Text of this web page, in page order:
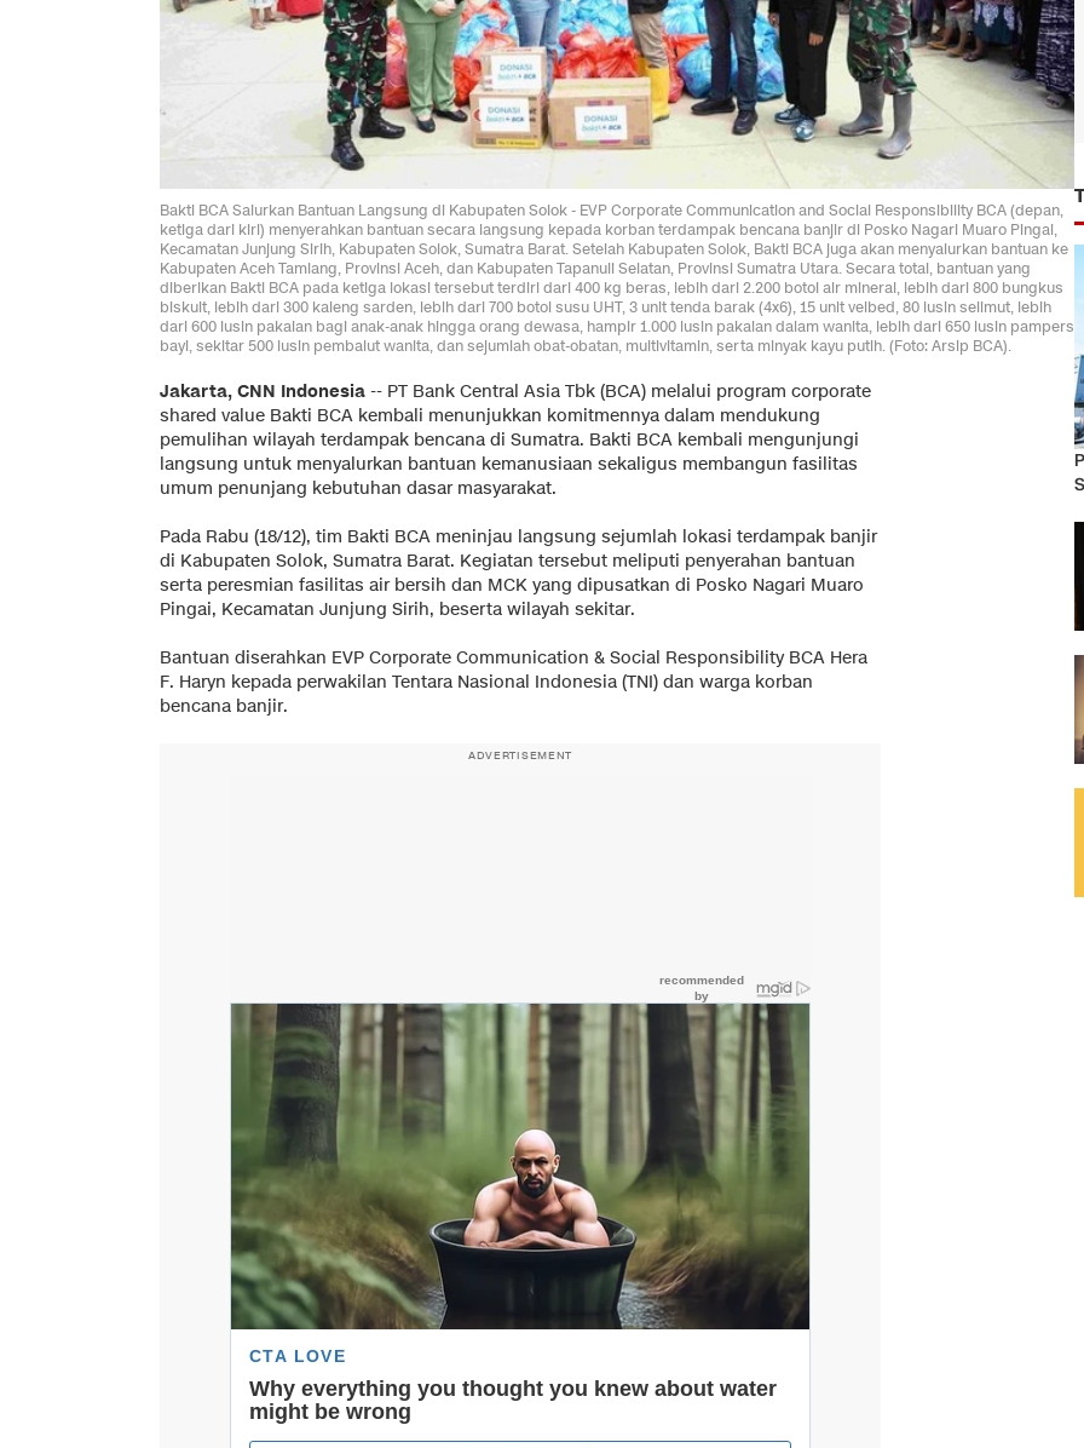
Bakti BCA Salurkan Bantuan Langsung di Kabupaten Solok - EVP Corporate Communication and Social Responsibility BCA (depan,
ketiga dari kiri) menyerahkan bantuan secara langsung kepada korban terdampak bencana banjir di Posko Nagari Muaro Pingai,
Kecamatan Junjung Sirih, Kabupaten Solok, Sumatra Barat. Setelah Kabupaten Solok, Bakti BCA juga akan menyalurkan bantuan ke
Kabupaten Aceh Tamiang, Provinsi Aceh, dan Kabupaten Tapanuli Selatan, Provinsi Sumatra Utara. Secara total, bantuan yang
diberikan Bakti BCA pada ketiga lokasi tersebut terdiri dari 400 kg beras, lebih dari 2.200 botol air mineral, lebih dari 800 bungkus
biskuit, lebih dari 300 kaleng sarden, lebih dari 700 botol susu UHT, 3 unit tenda barak (4x6), 15 unit velbed, 80 lusin selimut, lebih
dari 600 lusin pakaian bagi anak-anak hingga orang dewasa, hampir 1.000 lusin pakaian dalam wanita, lebih dari 650 lusin pampers
bayi, sekitar 500 lusin pembalut wanita, dan sejumlah obat-obatan, multivitamin, serta minyak kayu putih. (Foto: Arsip BCA).
Jakarta, CNN Indonesia -- PT Bank Central Asia Tbk (BCA) melalui program corporate
shared value Bakti BCA kembali menunjukkan komitmennya dalam mendukung
pemulihan wilayah terdampak bencana di Sumatra. Bakti BCA kembali mengunjungi
langsung untuk menyalurkan bantuan kemanusiaan sekaligus membangun fasilitas
umum penunjang kebutuhan dasar masyarakat.
Pada Rabu (18/12), tim Bakti BCA meninjau langsung sejumlah lokasi terdampak banjir
di Kabupaten Solok, Sumatra Barat. Kegiatan tersebut meliputi penyerahan bantuan
serta peresmian fasilitas air bersih dan MCK yang dipusatkan di Posko Nagari Muaro
Pingai, Kecamatan Junjung Sirih, beserta wilayah sekitar.
Bantuan diserahkan EVP Corporate Communication & Social Responsibility BCA Hera
F. Haryn kepada perwakilan Tentara Nasional Indonesia (TNI) dan warga korban
bencana banjir.
ADVERTISEMENT